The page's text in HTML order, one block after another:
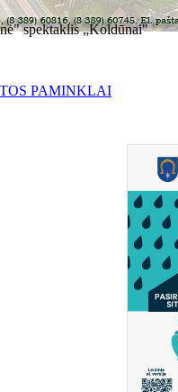
spektaklis „Koldūnai"
PAMINKLAI